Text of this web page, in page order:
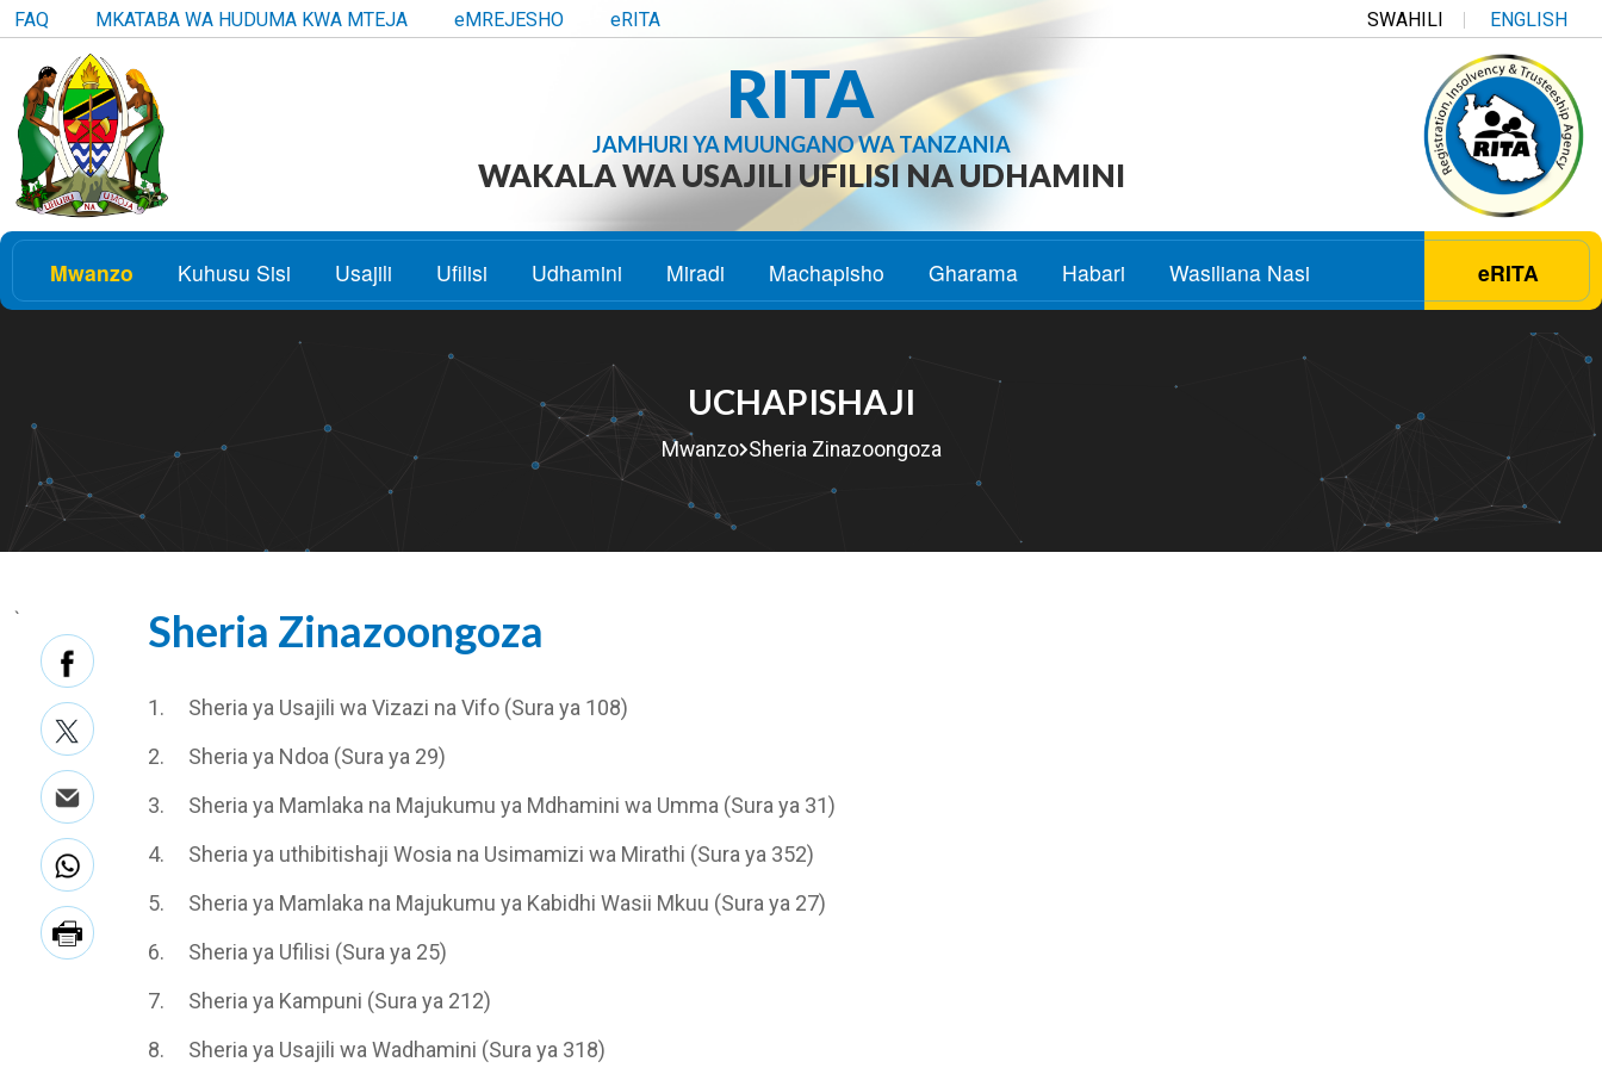
FAQ MKATABA WA HUDUMA KWA MTEJA eMREJESHO eRITA SWAHILI ENGLISH
RITA
JAMHURI YA MUUNGANO WA TANZANIA
WAKALA WA USAJILI UFILISI NA UDHAMINI
Mwanzo Kuhusu Sisi Usajili Ufilisi Udhamini Miradi Machapisho Gharama Habari Wasiliana Nasi eRITA
UCHAPISHAJI
Mwanzo Sheria Zinazoongoza
` Sheria Zinazoongoza
1.
Sheria ya Usajili wa Vizazi na Vifo (Sura ya 108)
2.
Sheria ya Ndoa (Sura ya 29)
3.
Sheria ya Mamlaka na Majukumu ya Mdhamini wa Umma (Sura ya 31)
4.
Sheria ya uthibitishaji Wosia na Usimamizi wa Mirathi (Sura ya 352)
5.
Sheria ya Mamlaka na Majukumu ya Kabidhi Wasii Mkuu (Sura ya 27)
6.
Sheria ya Ufilisi (Sura ya 25)
7.
Sheria ya Kampuni (Sura ya 212)
8.
Sheria ya Usajili wa Wadhamini (Sura ya 318)